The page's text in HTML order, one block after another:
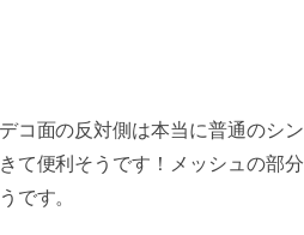
コ面の反対側は本当に普通のシン
て便利そうです！メッシュの部分
です。